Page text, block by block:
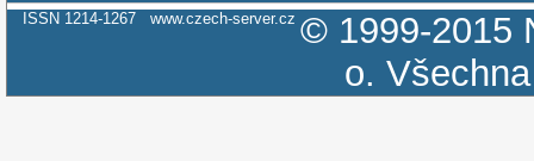
ISSN 1214-1267 www.czech-server.cz © 1999-2015
o.